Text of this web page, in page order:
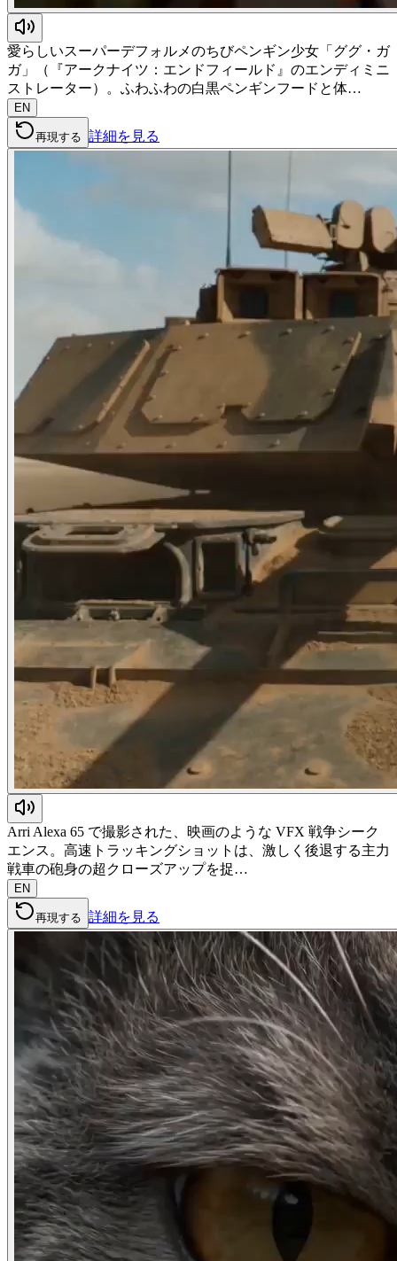
愛らしいスーパーデフォルメのちびペンギン少女「ググ・ガ
ガ」（『アークナイツ：エンドフィールド』のエンディミニ
ストレーター）。ふわふわの白黒ペンギンフードと体…
EN
再現する 詳細を見る
Arri Alexa 65 で撮影された、映画のような VFX 戦争シーク
エンス。高速トラッキングショットは、激しく後退する主力
戦車の砲身の超クローズアップを捉…
EN
再現する 詳細を見る